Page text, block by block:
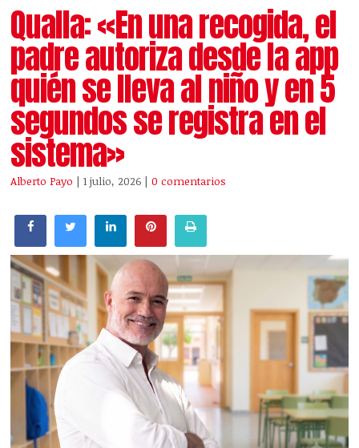
Qualla: «En una recogida, el
padre autoriza desde la app
quién se lleva al niño y en 5
segundos se registra en el
sistema»
Alberto Payo | 1 julio, 2026 |0 comentarios